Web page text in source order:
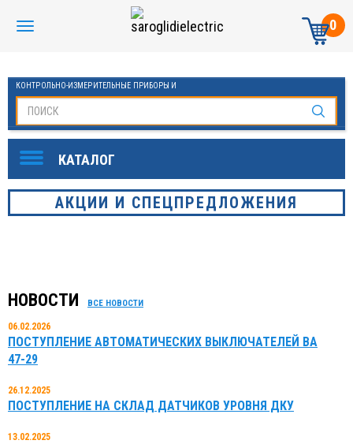
0
КОНТРОЛЬНО-ИЗМЕРИТЕЛЬНЫЕ ПРИБОРЫ И
АКЦИИ И СПЕЦПРЕДЛОЖЕНИЯ
НОВОСТИ ВСЕ НОВОСТИ
06.02.2026
ПОСТУПЛЕНИЕ АВТОМАТИЧЕСКИХ ВЫКЛЮЧАТЕЛЕЙ ВА
47-29
26.12.2025
ПОСТУПЛЕНИЕ НА СКЛАД ДАТЧИКОВ УРОВНЯ ДКУ
13.02.2025